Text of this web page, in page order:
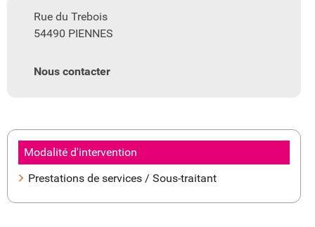
Rue du Trebois
54490 PIENNES
Nous contacter
Modalité d'intervention
Prestations de services / Sous-traitant